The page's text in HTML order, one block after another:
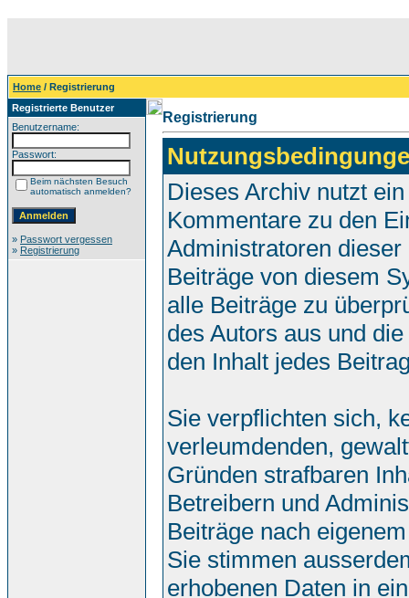
Home / Registrierung
Registrierte Benutzer
Benutzername:
Passwort:
Beim nächsten Besuch
automatisch anmelden?
» Passwort vergessen
» Registrierung
Registrierung
Dieses Archiv nutzt
Kommentare zu den
Administratoren
Beiträge von diesem
alle Beiträge zu
des Autors aus und
den Inhalt jedes
Sie verpflichten sich,
verleumdenden,
Gründen strafbaren
Betreibern und
Beiträge nach
Sie stimmen
erhobenen Daten in